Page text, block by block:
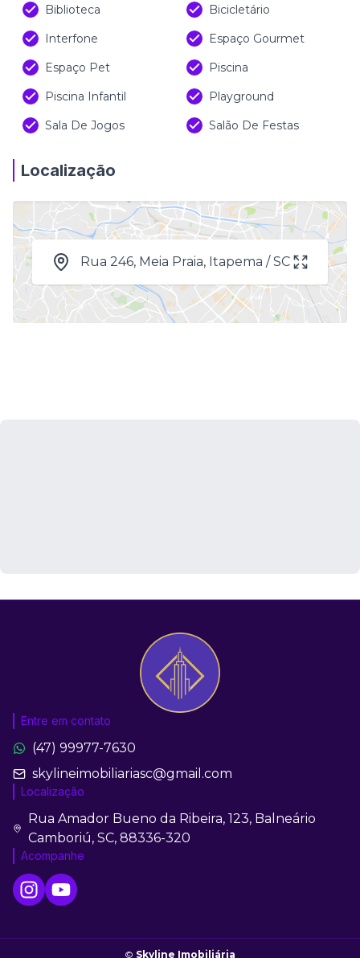
Biblioteca
Bicicletário
Interfone
Espaço Gourmet
Espaço Pet
Piscina
Piscina Infantil
Playground
Sala De Jogos
Salão De Festas
Localização
Rua 246, Meia Praia, Itapema / SC
Entre em contato
(47) 99977-7630
skylineimobiliariasc@gmail.com
Localização
Rua Amador Bueno da Ribeira, 123, Balneário
Camboriú, SC, 88336-320
Acompanhe
© Skyline Imobiliária